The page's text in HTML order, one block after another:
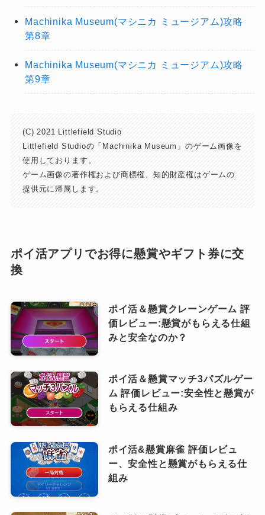
Machinika Museum(マシニカ ミュージアム)攻略
第8章
Machinika Museum(マシニカ ミュージアム)攻略
第9章
(C) 2021 Littlefield Studio
Littlefield Studioの「Machinika Museum」のゲーム画像を
使用しております。
ゲーム画像の著作権および商標権、知的財産権はゲームの
提供元に帰属します。
ポイ活アプリでお得に懸賞やギフト券に交
換
ポイ活＆懸賞クレーンゲーム 評
価レビュー:懸賞がもらえる仕組
みと安全なのか？
ポイ活＆懸賞マッチ3パズルゲー
ム 評価レビュー:安全性と懸賞が
もらえる仕組み
ポイ活&懸賞麻雀 評価レビュ
ー、安全性と懸賞がもらえる仕
組み